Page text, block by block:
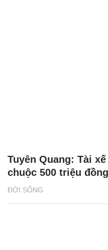
ĐỜI SỐNG
Tuyên Quang: Tài
chuộc 500 triệu đồng